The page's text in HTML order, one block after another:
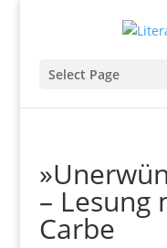
Select Page
–
Carbe